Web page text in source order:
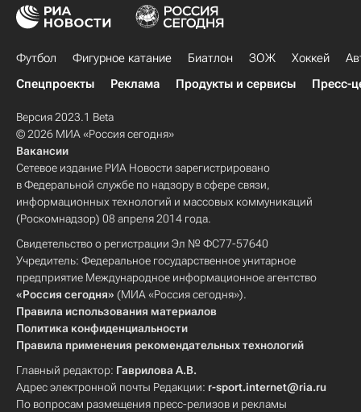
Футбол Фигурное катание Биатлон ЗОЖ Хоккей
Спецпроекты
Реклама Продукты и сервисы Пресс-
Версия 2023.1 Beta
© 2026 МИА «Россия сегодня»
Вакансии
Сетевое издание РИА Новости зарегистрировано
в Федеральной службе по надзору в сфере связи,
информационных технологий и массовых коммуникаций
(Роскомнадзор) 08 апреля 2014 года.
Свидетельство о регистрации Эл № ФС77-57640
Учредитель: Федеральное государственное унитарное
предприятие Международное информационное агентство
«Россия сегодня» (МИА «Россия сегодня»).
Правила использования материалов
Политика конфиденциальности
Правила применения рекомендательных технологий
Главный редактор: Гаврилова А.В.
Адрес электронной почты Редакции: r-sport.internet@ria.ru
По вопросам размещения пресс-релизов и рекламы